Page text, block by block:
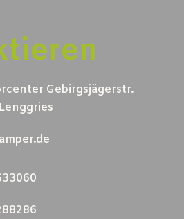
Gebirgsjägerstr.